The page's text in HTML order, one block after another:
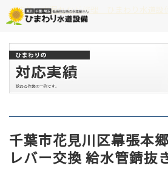
Skip
to
content
つまり、水漏れなど修理 ひまわり水道設
千葉市花見川区幕張本
レバー交換 給水管錆抜